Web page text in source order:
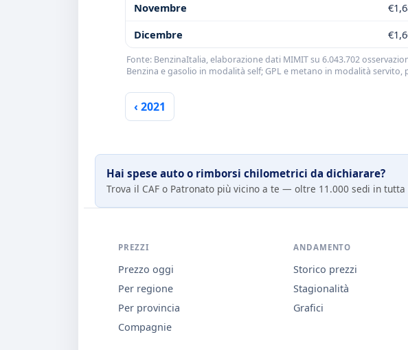
Novembre
Dicembre
Fonte: BenzinaItalia, elaborazione dati MIMIT su 6.043.702
Benzina e gasolio in modalità self; GPL e metano in modalità
‹ 2021
Hai spese auto o rimborsi chilometrici da dichiarare?
Trova il CAF o Patronato più vicino a te — oltre 11.000 sedi in
PREZZI
Prezzo oggi
Per regione
Per provincia
Compagnie
ANDAMENTO
Storico prezzi
Stagionalità
Grafici